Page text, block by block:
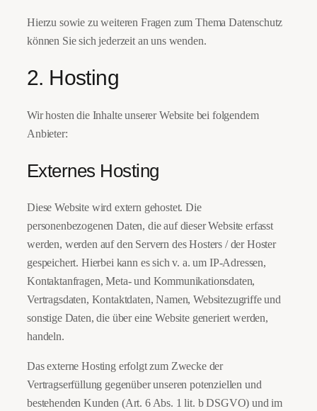
Hierzu sowie zu weiteren Fragen zum Thema Datenschutz
können Sie sich jederzeit an uns wenden.
2. Hosting
Wir hosten die Inhalte unserer Website bei folgendem
Anbieter:
Externes Hosting
Diese Website wird extern gehostet. Die
personenbezogenen Daten, die auf dieser Website erfasst
werden, werden auf den Servern des Hosters / der Hoster
gespeichert. Hierbei kann es sich v. a. um IP-Adressen,
Kontaktanfragen, Meta- und Kommunikationsdaten,
Vertragsdaten, Kontaktdaten, Namen, Websitezugriffe und
sonstige Daten, die über eine Website generiert werden,
handeln.
Das externe Hosting erfolgt zum Zwecke der
Vertragserfüllung gegenüber unseren potenziellen und
bestehenden Kunden (Art. 6 Abs. 1 lit. b DSGVO) und im